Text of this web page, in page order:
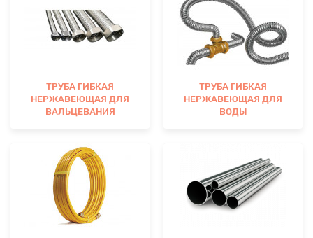
ТРУБА ГИБКАЯ
НЕРЖАВЕЮЩАЯ ДЛЯ
ВАЛЬЦЕВАНИЯ
ТРУБА ГИБКАЯ
НЕРЖАВЕЮЩАЯ ДЛЯ
ВОДЫ